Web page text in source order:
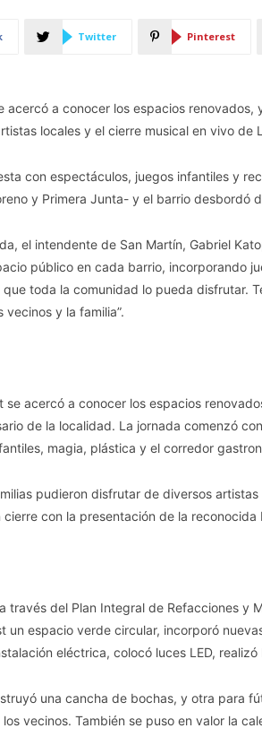
Twitter Pinterest
acercó a conocer los espacios
locales y el cierre musical en vivo de
con espectáculos, juegos infantiles y
y Primera Junta- y el barrio desbordó
el intendente de San Martín, Gabriel
público en cada barrio, incorporando
toda la comunidad lo pueda disfrutar.
vecinos y la familia”.
se acercó a conocer los espacios
de la localidad. La jornada comenzó
magia, plástica y el corredor
pudieron disfrutar de diversos
con la presentación de la
través del Plan Integral de Refacciones y
un espacio verde circular, incorporó
eléctrica, colocó luces LED,
una cancha de bochas, y otra para
vecinos. También se puso en valor la